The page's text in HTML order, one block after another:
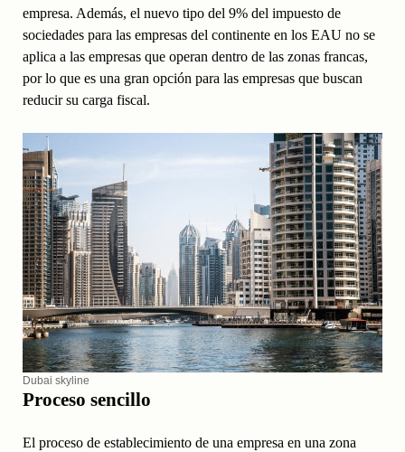
empresa. Además, el nuevo tipo del 9% del impuesto de
sociedades para las empresas del continente en los EAU no se
aplica a las empresas que operan dentro de las zonas francas,
por lo que es una gran opción para las empresas que buscan
reducir su carga fiscal.
Dubai skyline
Proceso sencillo
El proceso de establecimiento de una empresa en una zona